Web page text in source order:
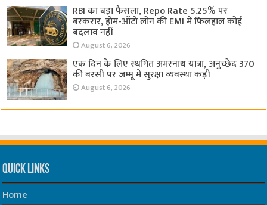
RBI का बड़ा फैसला, Repo Rate 5.25% पर
बरकरार, होम-ऑटो लोन की EMI में फिलहाल कोई
बदलाव नहीं
August 6, 2026
एक दिन के लिए स्थगित अमरनाथ यात्रा, अनुच्छेद 370
की बरसी पर जम्मू में सुरक्षा व्यवस्था कड़ी
August 6, 2026
Quick Links
Home